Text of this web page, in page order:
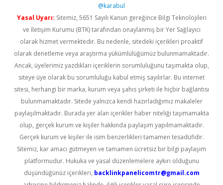
@karabul
Yasal Uyarı: Sitemiz, 5651 Sayılı Kanun gereğince Bilgi Teknolojileri
ve İletişim Kurumu (BTK) tarafından onaylanmış bir Yer Sağlayıcı
olarak hizmet vermektedir. Bu nedenle, sitedeki içerikleri proaktif
olarak denetleme veya araştırma yükümlülüğümüz bulunmamaktadır.
Ancak, üyelerimiz yazdıkları içeriklerin sorumluluğunu taşımakta olup,
siteye üye olarak bu sorumluluğu kabul etmiş sayılırlar. Bu internet
sitesi, herhangi bir marka, kurum veya şahıs şirketi ile hiçbir bağlantısı
bulunmamaktadır. Sitede yalnızca kendi hazırladığımız makaleler
paylaşılmaktadır. Burada yer alan içerikler haber niteliği taşımamakta
olup, gerçek kurum ve kişiler hakkında paylaşım yapılmamaktadır.
Gerçek kurum ve kişiler ile isim benzerlikleri tamamen tesadüfidir.
Sitemiz, kar amacı gütmeyen ve tamamen ücretsiz bir bilgi paylaşım
platformudur. Hukuka ve yasal düzenlemelere aykırı olduğunu
düşündüğünüz içerikleri, backlinkpanelicomtr@gmail.com